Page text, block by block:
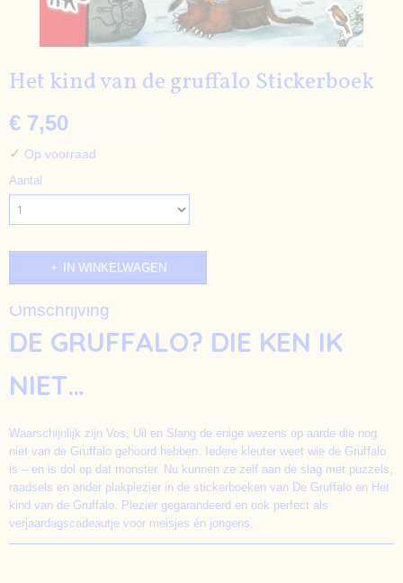
Het kind van de gruffalo Stickerboek
€ 7,50
✓ Op voorraad
Aantal
IN WINKELWAGEN
Omschrijving
DE GRUFFALO? DIE KEN IK
NIET…
Waarschijnlijk zijn Vos, Uil en Slang de enige wezens op aarde die nog
niet van de Gruffalo gehoord hebben. Iedere kleuter weet wie de Gruffalo
is – en is dol op dat monster. Nu kunnen ze zelf aan de slag met puzzels,
raadsels en ander plakplezier in de stickerboeken van De Gruffalo en Het
kind van de Gruffalo. Plezier gegarandeerd en ook perfect als
verjaardagscadeautje voor meisjes én jongens.